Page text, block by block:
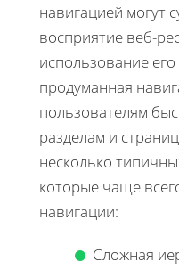
навигацией могут
восприятие веб-
использование
продуманная
пользователям
разделам и
несколько
которые чаще
навигации:
Сложная